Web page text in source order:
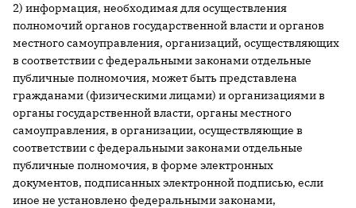
2) информация, необходимая для осуществления
полномочий органов государственной власти и органов
местного самоуправления, организаций, осуществляющих
в соответствии с федеральными законами отдельные
публичные полномочия, может быть представлена
гражданами (физическими лицами) и организациями в
органы государственной власти, органы местного
самоуправления, в организации, осуществляющие в
соответствии с федеральными законами отдельные
публичные полномочия, в форме электронных
документов, подписанных электронной подписью, если
иное не установлено федеральными законами,